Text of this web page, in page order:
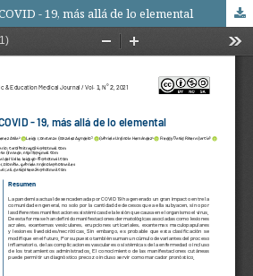
- 19, más allá de lo elemental